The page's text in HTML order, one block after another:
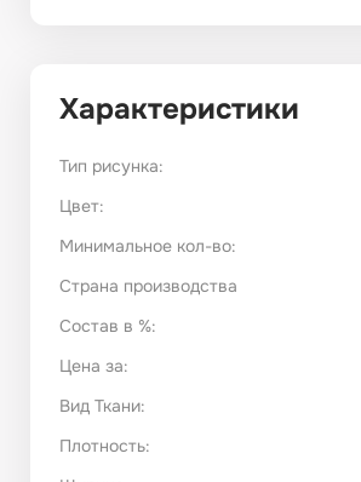
Характеристики
Тип рисунка:
Цвет:
Минимальное кол-во:
Страна производства
Состав в %:
Цена за:
Вид Ткани:
Плотность: